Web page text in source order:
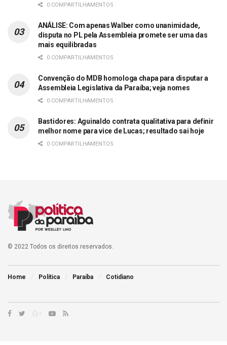
0 COMPARTILHAMENTOS
ANÁLISE: Com apenas Walber como unanimidade,
disputa no PL pela Assembleia promete ser uma das
mais equilibradas
0 COMPARTILHAMENTOS
Convenção do MDB homologa chapa para disputar a
Assembleia Legislativa da Paraíba; veja nomes
0 COMPARTILHAMENTOS
Bastidores: Aguinaldo contrata qualitativa para definir
melhor nome para vice de Lucas; resultado sai hoje
0 COMPARTILHAMENTOS
© 2022 Todos os direitos reservados.
Home Política Paraíba Cotidiano